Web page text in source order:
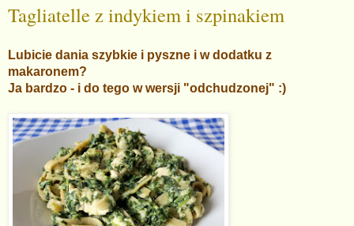
Tagliatelle z indykiem i szpinakiem
Lubicie dania szybkie i pyszne i w dodatku z
makaronem?
Ja bardzo - i do tego w wersji "odchudzonej" :)